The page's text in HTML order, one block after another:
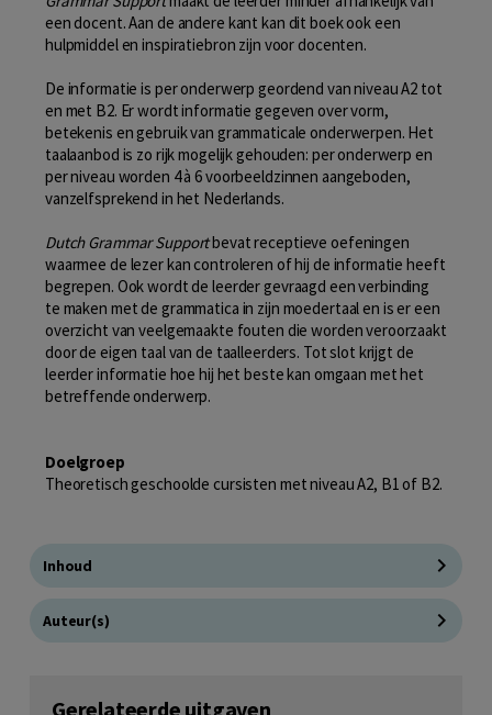
een docent. Aan de andere kant kan dit boek ook een
hulpmiddel en inspiratiebron zijn voor docenten.
De informatie is per onderwerp geordend van niveau A2 tot
en met B2. Er wordt informatie gegeven over vorm,
betekenis en gebruik van grammaticale onderwerpen. Het
taalaanbod is zo rijk mogelijk gehouden: per onderwerp en
per niveau worden 4 à 6 voorbeeldzinnen aangeboden,
vanzelfsprekend in het Nederlands.
Dutch Grammar Supportbevat receptieve oefeningen
waarmee de lezer kan controleren of hij de informatie heeft
begrepen. Ook wordt de leerder gevraagd een verbinding
te maken met de grammatica in zijn moedertaal en is er een
overzicht van veelgemaakte fouten die worden veroorzaakt
door de eigen taal van de taalleerders. Tot slot krijgt de
leerder informatie hoe hij het beste kan omgaan met het
betreffende onderwerp.
Doelgroep
Theoretisch geschoolde cursisten met niveau A2, B1 of B2.
Inhoud
Auteur(s)
Gerelateerde uitgaven